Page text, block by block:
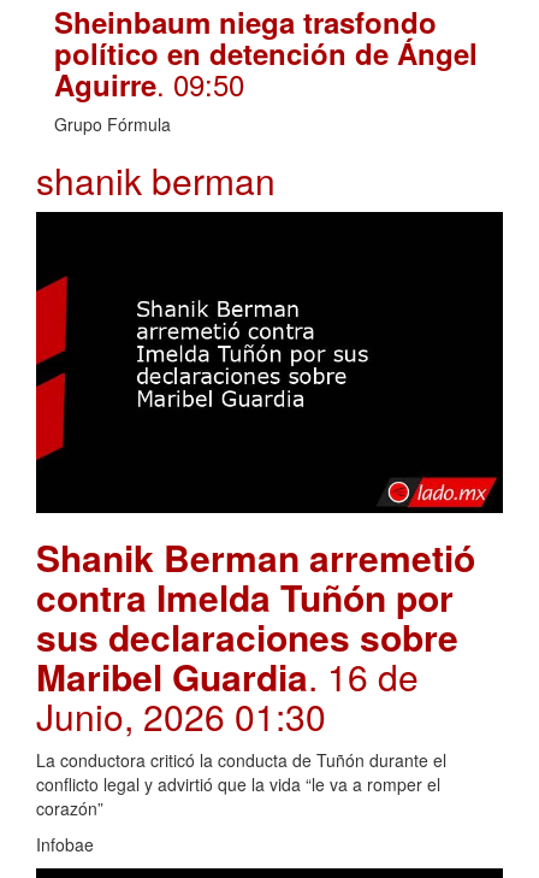
Sheinbaum niega trasfondo
político en detención de Ángel
Aguirre. 09:50
Grupo Fórmula
shanik berman
Shanik Berman arremetió
contra Imelda Tuñón por
sus declaraciones sobre
Maribel Guardia. 16 de
Junio, 2026 01:30
La conductora criticó la conducta de Tuñón durante el
conflicto legal y advirtió que la vida “le va a romper el
corazón”
Infobae